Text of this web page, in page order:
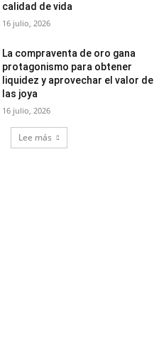
calidad de vida
16 julio, 2026
La compraventa de oro gana
protagonismo para obtener
liquidez y aprovechar el valor de
las joya
16 julio, 2026
Lee más